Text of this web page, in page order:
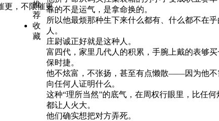
更，不限催更
推
荐
收
藏
靠的不是运气，是拿命换的。
所以他最烦那种生下来什么都有、什么都不在乎
人。
庄尉诚正好就是这种人。
富四代，家里几代人的积累，手腕上戴的表够买
保时捷。
他不炫富，不张扬，甚至有点懒散——因为他不
向任何人证明什么。
这种“理所当然”的底气，在周权行眼里，比任何
都让人火大。
他们确实想把对方弄死。